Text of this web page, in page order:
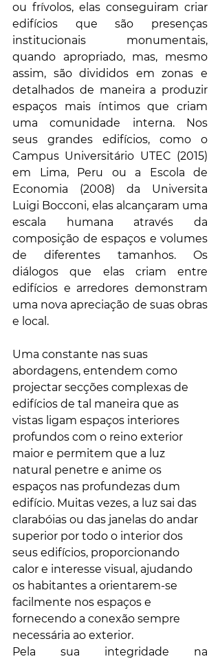
ou frívolos, elas conseguiram criar
edifícios que são presenças
institucionais monumentais,
quando apropriado, mas, mesmo
assim, são divididos em zonas e
detalhados de maneira a produzir
espaços mais íntimos que criam
uma comunidade interna. Nos
seus grandes edifícios, como o
Campus Universitário UTEC (2015)
em Lima, Peru ou a Escola de
Economia (2008) da Universita
Luigi Bocconi, elas alcançaram uma
escala humana através da
composição de espaços e volumes
de diferentes tamanhos. Os
diálogos que elas criam entre
edifícios e arredores demonstram
uma nova apreciação de suas obras
e local.
Uma constante nas suas
abordagens, entendem como
projectar secções complexas de
edifícios de tal maneira que as
vistas ligam espaços interiores
profundos com o reino exterior
maior e permitem que a luz
natural penetre e anime os
espaços nas profundezas dum
edifício. Muitas vezes, a luz sai das
clarabóias ou das janelas do andar
superior por todo o interior dos
seus edifícios, proporcionando
calor e interesse visual, ajudando
os habitantes a orientarem-se
facilmente nos espaços e
fornecendo a conexão sempre
necessária ao exterior.
Pela sua integridade na